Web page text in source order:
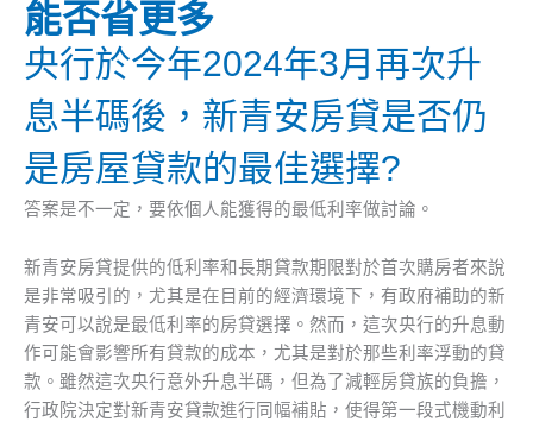
能否省更多
央行於今年2024年3月再次升
息半碼後，新青安房貸是否仍
是房屋貸款的最佳選擇?
答案是不一定，要依個人能獲得的最低利率做討論。
新青安房貸提供的低利率和長期貸款期限對於首次購房者來說
是非常吸引的，尤其是在目前的經濟環境下，有政府補助的新
青安可以說是最低利率的房貸選擇。然而，這次央行的升息動
作可能會影響所有貸款的成本，尤其是對於那些利率浮動的貸
款。雖然這次央行意外升息半碼，但為了減輕房貸族的負擔，
行政院決定對新青安貸款進行同幅補貼，使得第一段式機動利